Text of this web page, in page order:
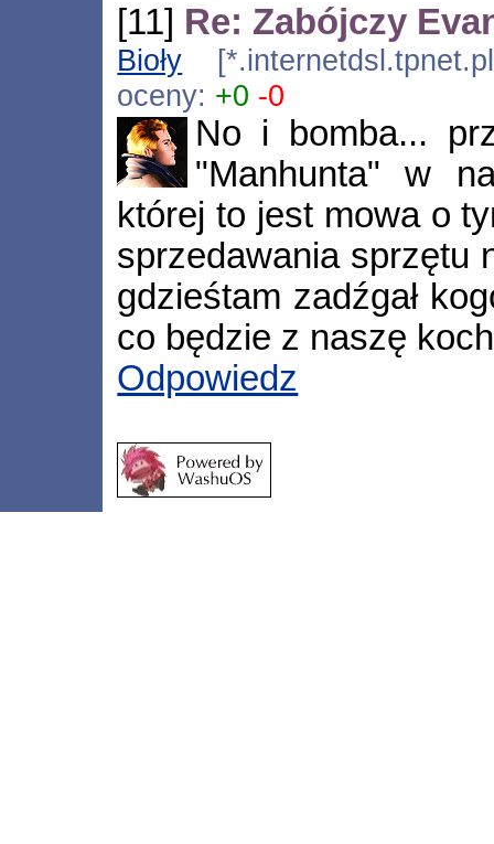
[11] Re: Zabójczy
Bioły
oceny: +0 -0
No i bomba...
"Manhunta" w
której to jest mowa o
sprzedawania sprzętu
gdzieśtam zadźgał
co będzie z naszę
Odpowiedz